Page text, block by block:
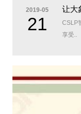
让大
2019-05
21
CSLP
享受..